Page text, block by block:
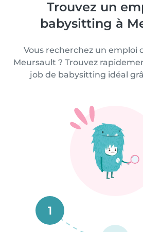
Trouvez un
babysitting à
Vous recherchez un emploi
Meursault ? Trouvez
job de babysitting idéal
1